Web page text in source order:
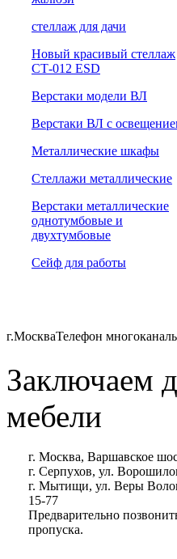
cтеллаж для дачи
Новый красивый стеллаж
СТ-012 ESD
Верстаки модели ВЛ
Верстаки ВЛ с
Металлические шкафы
Стеллажи металлические
Верстаки металлические
однотумбовые и
двухтумбовые
Сейф для работы
г.МоскваТелефон
Заключаем
мебели
г. Москва, Варшавское
г. Серпухов, ул.
г. Мытищи, ул. Веры
15-77
Предварительно
пропуска.